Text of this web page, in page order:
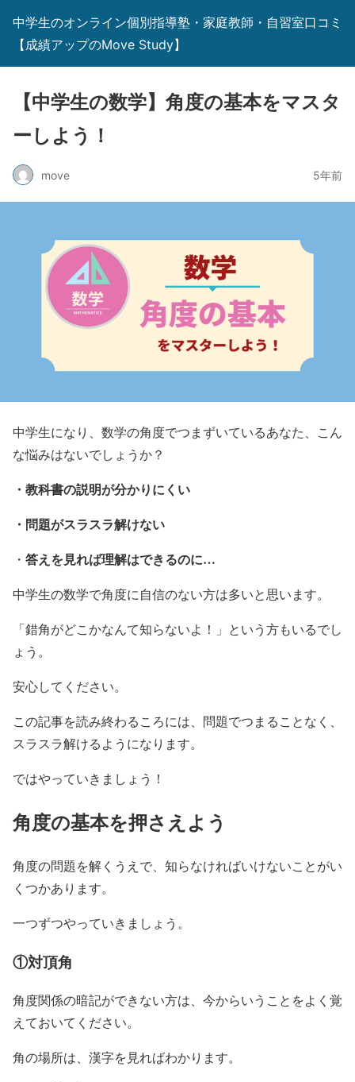
中学生のオンライン個別指導塾・家庭教師・自習室口コミ
【成績アップのMove Study】
【中学生の数学】角度の基本をマスタ
ーしよう！
move 5年前
中学生になり、数学の角度でつまずいているあなた、こん
な悩みはないでしょうか？
・教科書の説明が分かりにくい
・問題がスラスラ解けない
・ 答えを見れば理解はできるのに…
中学生の数学で角度に自信のない方は多いと思います。
「錯角がどこかなんて知らないよ！」という方もいるでし
ょう。
安心してください。
この記事を読み終わるころには、問題でつまることなく、
スラスラ解けるようになります。
ではやっていきましょう！
角度の基本を押さえよう
角度の問題を解くうえで、知らなければいけないことがい
くつかあります。
一つずつやっていきましょう。
①対頂角
角度関係の暗記ができない方は、今からいうことをよく覚
えておいてください。
角の場所は、漢字を見ればわかります。